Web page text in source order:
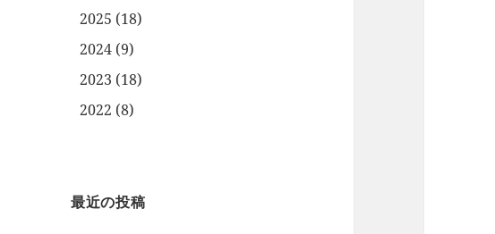
2025 (18)
2024 (9)
2023 (18)
2022 (8)
最近の投稿